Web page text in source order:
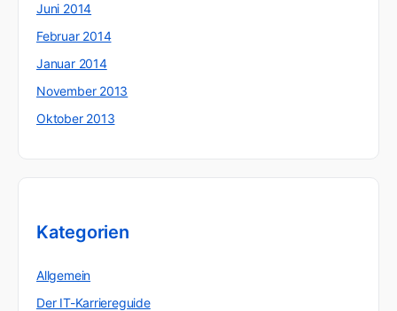
Juni 2014
Februar 2014
Januar 2014
November 2013
Oktober 2013
Kategorien
Allgemein
Der IT-Karriereguide